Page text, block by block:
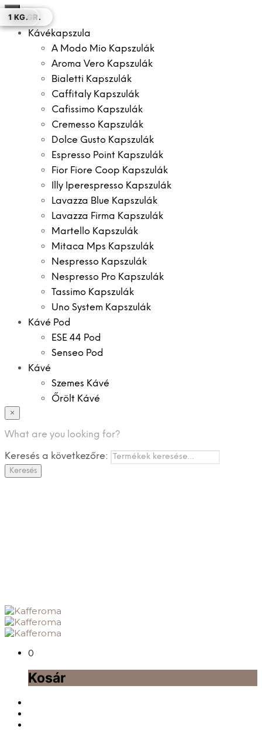
×
Kávékapszula
A Modo Mio Kapszulák
Aroma Vero Kapszulák
Bialetti Kapszulák
Caffitaly Kapszulák
Cafissimo Kapszulák
Cremesso Kapszulák
Dolce Gusto Kapszulák
Espresso Point Kapszulák
Fior Fiore Coop Kapszulák
Illy Iperespresso Kapszulák
Lavazza Blue Kapszulák
Lavazza Firma Kapszulák
Martello Kapszulák
Mitaca Mps Kapszulák
Nespresso Kapszulák
Nespresso Pro Kapszulák
Tassimo Kapszulák
Uno System Kapszulák
Kávé Pod
ESE 44 Pod
Senseo Pod
Kávé
Szemes Kávé
Őrölt Kávé
Instant Kávé
Zacskó Tea
Tartozékok
×
What are you looking for?
Keresés a következőre:
Keresés
0
Kosár
250 GR.
250 GR.
1 KG.
250 GR.
250 GR.
500 GR.
1 KG.